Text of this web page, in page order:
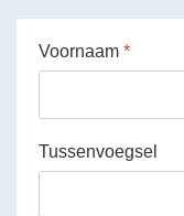
Voornaam *
Tussenvoegsel